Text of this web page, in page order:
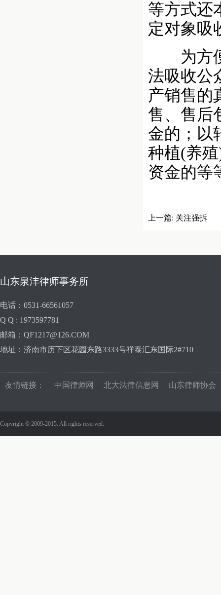
等方式还
定对象吸
为方便
法吸收公
产销售的
售、售后
金的；以
种植(养
资金的等
上一篇: 关注强拆
山东泉沣律师事务所
电话：0531-66561057
Q Q : 1973597781
邮箱：QF1217@126.COM
地址：济南市历下区花园东路3333号祥泰汇东国际2#710
友情链接： 中国律师网 北大法律信息网 山东律师协会
Copyright © 2009-2015. All rights reserved.